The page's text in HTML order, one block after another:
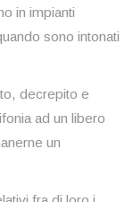
in impianti
sono intonati
decrepito e
ad un libero
un